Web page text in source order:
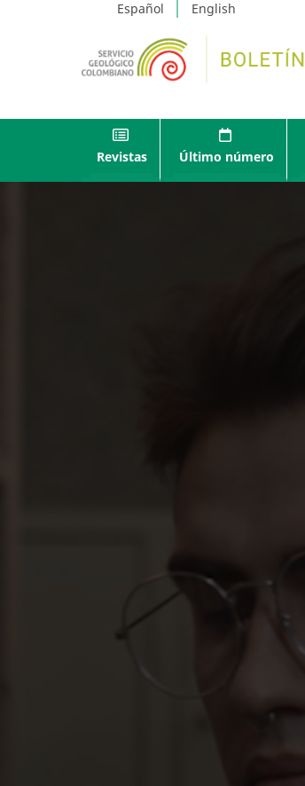
Español English
Revistas Último número